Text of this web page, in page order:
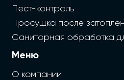
Пест-контроль
Просушка после
Санитарная обработка
Меню
О компании